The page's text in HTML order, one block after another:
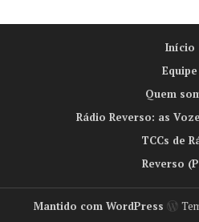
Início
Equipe
Quem
Rádio Reverso: as
TCCs de
Reverso
Mantido com WordPress